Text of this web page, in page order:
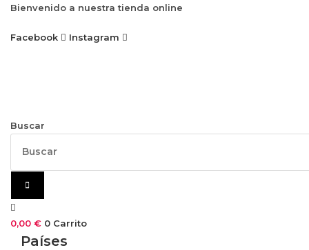
contenido
Bienvenido a nuestra tienda online
Facebook Instagram
Buscar
0,00 € 0 Carrito
Países